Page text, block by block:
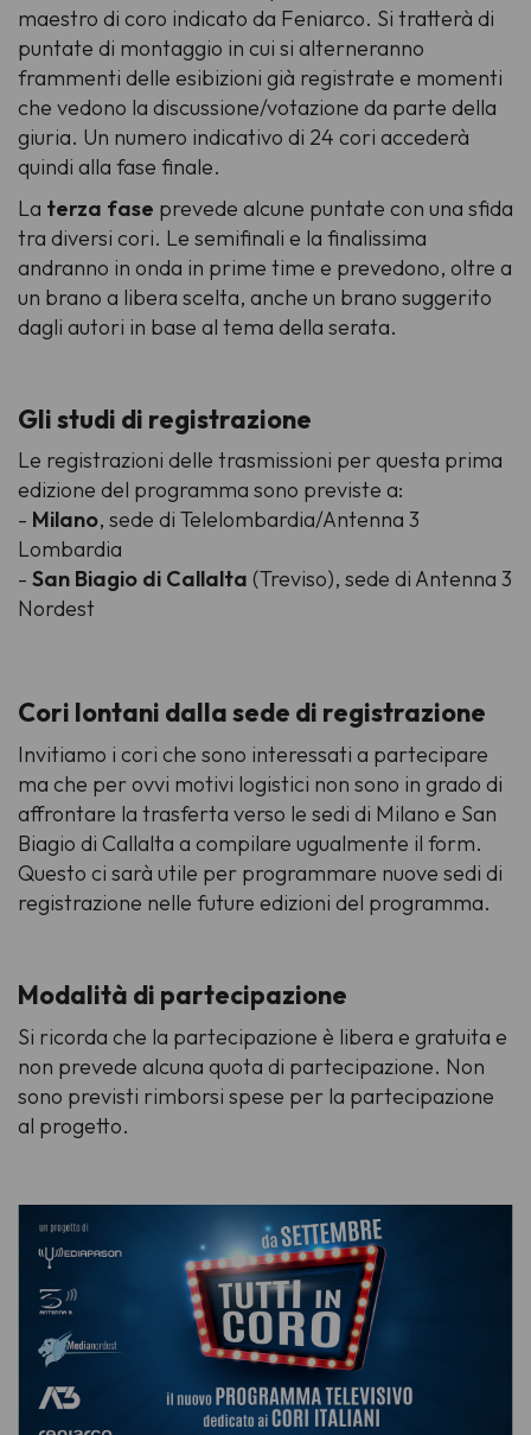
maestro di coro indicato da Feniarco. Si tratterà di
puntate di montaggio in cui si alterneranno
frammenti delle esibizioni già registrate e momenti
che vedono la discussione/votazione da parte della
giuria. Un numero indicativo di 24 cori accederà
quindi alla fase finale.
La terza fase prevede alcune puntate con una sfida
tra diversi cori. Le semifinali e la finalissima
andranno in onda in prime time e prevedono, oltre a
un brano a libera scelta, anche un brano suggerito
dagli autori in base al tema della serata.
Gli studi di registrazione
Le registrazioni delle trasmissioni per questa prima
edizione del programma sono previste a:
- Milano, sede di Telelombardia/Antenna 3
Lombardia
- San Biagio di Callalta (Treviso), sede di Antenna 3
Nordest
Cori lontani dalla sede di registrazione
Invitiamo i cori che sono interessati a partecipare
ma che per ovvi motivi logistici non sono in grado di
affrontare la trasferta verso le sedi di Milano e San
Biagio di Callalta a compilare ugualmente il form.
Questo ci sarà utile per programmare nuove sedi di
registrazione nelle future edizioni del programma.
Modalità di partecipazione
Si ricorda che la partecipazione è libera e gratuita e
non prevede alcuna quota di partecipazione. Non
sono previsti rimborsi spese per la partecipazione
al progetto.